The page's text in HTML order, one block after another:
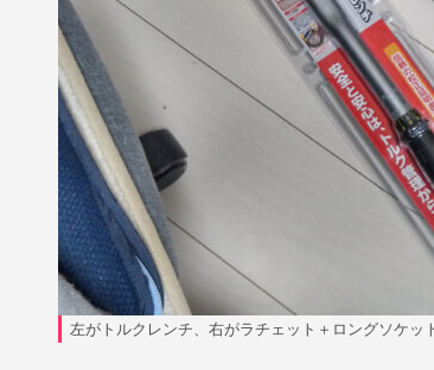
左がトルクレンチ、右がラチェット＋ロングソケッ